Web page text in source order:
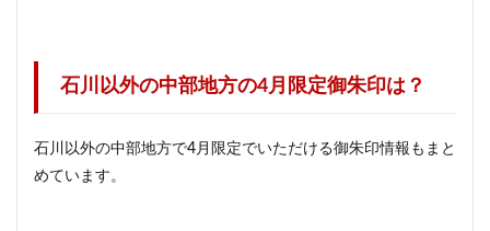
石川以外の中部地方の4月限定御朱印は？
石川以外の中部地方で4月限定でいただける御朱印情報もまと
めています。